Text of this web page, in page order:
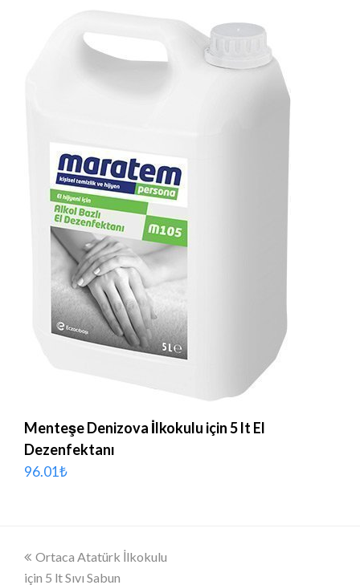
Menteşe Denizova İlkokulu için 5 lt El
Dezenfektanı
96.01₺
Önceki
slayt:
Ortaca Atatürk İlkokulu
için 5 lt Sıvı Sabun